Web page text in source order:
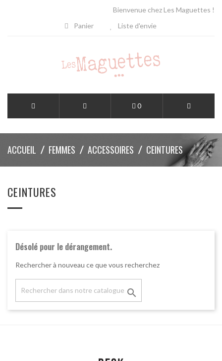
Bienvenue chez Les Maguettes !
Panier
Liste d'envie
0
ACCUEIL FEMMES ACCESSOIRES CEINTURES
CEINTURES
Désolé pour le dérangement.
Rechercher à nouveau ce que vous recherchez
